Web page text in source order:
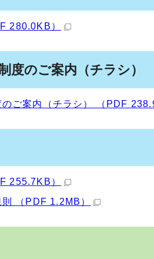
280.0KB）
度のご案内（チラシ）
ご案内（チラシ） （PDF
255.7KB）
（PDF 1.2MB）